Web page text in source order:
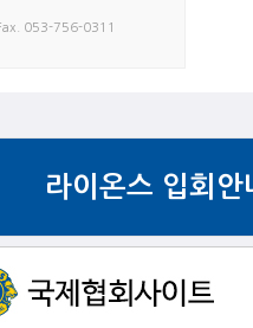
053-756-0311
라이온스 입회안